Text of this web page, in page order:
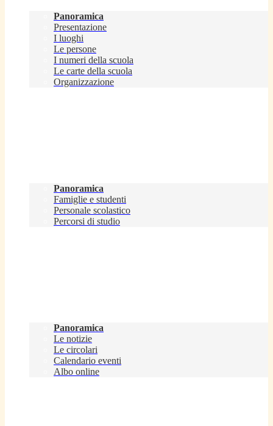
Panoramica
Presentazione
I luoghi
Le persone
I numeri della scuola
Le carte della scuola
Organizzazione
Panoramica
Famiglie e studenti
Personale scolastico
Percorsi di studio
Panoramica
Le notizie
Le circolari
Calendario eventi
Albo online